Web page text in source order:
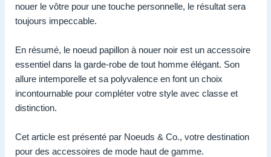
nouer le vôtre pour une touche personnelle, le résultat sera
toujours impeccable.
En résumé, le noeud papillon à nouer noir est un accessoire
essentiel dans la garde-robe de tout homme élégant. Son
allure intemporelle et sa polyvalence en font un choix
incontournable pour compléter votre style avec classe et
distinction.
Cet article est présenté par Noeuds & Co., votre destination
pour des accessoires de mode haut de gamme.